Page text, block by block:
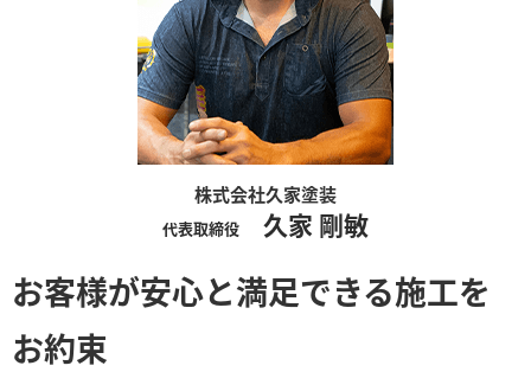
株式会社久家塗装
代表取締役 久家 剛敏
お客様が安心と満足できる施工を
お約束